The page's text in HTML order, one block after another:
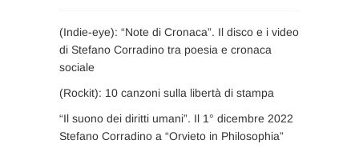
(Indie-eye): “Note di Cronaca”. Il disco e i video
di Stefano Corradino tra poesia e cronaca
sociale
(Rockit): 10 canzoni sulla libertà di stampa
“Il suono dei diritti umani”. Il 1° dicembre 2022
Stefano Corradino a “Orvieto in Philosophia”